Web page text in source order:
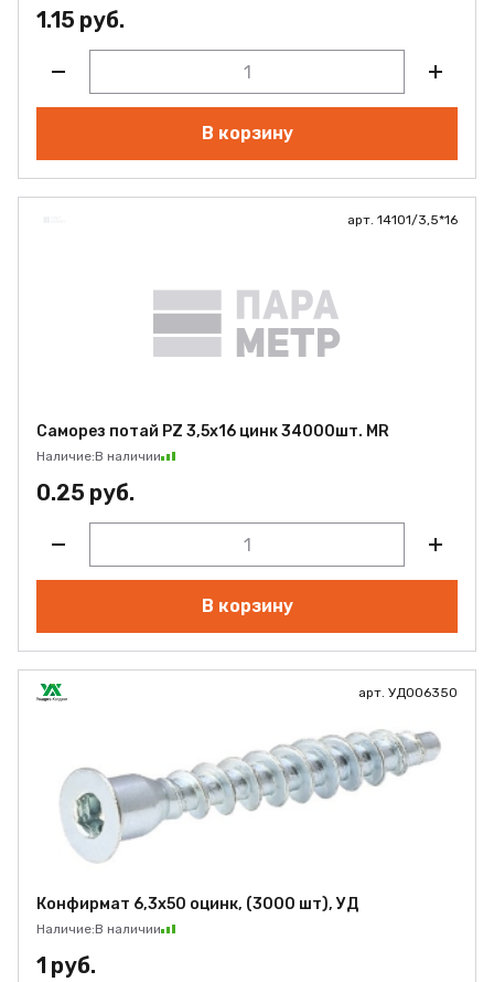
1.15 руб.
В корзину
арт. 14101/3,5*16
Саморез потай PZ 3,5х16 цинк 34000шт. MR
Наличие:В наличии
0.25 руб.
В корзину
арт. УД006350
Конфирмат 6,3х50 оцинк, (3000 шт), УД
Наличие:В наличии
1 руб.